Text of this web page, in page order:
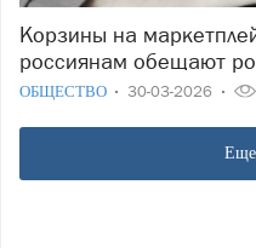
Корзины на маркетплейсах «похудеют»:
россиянам обещают
ОБЩЕСТВО 30-03-2026
Еще